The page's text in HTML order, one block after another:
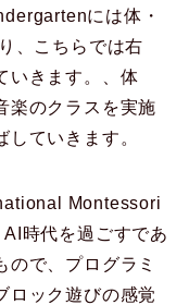
には体・
、こちらでは右
いきます。、体
楽のクラスを実施
ていきます。
Montessori
時代を過ごすであ
ので、プログラミ
ロック遊びの感覚